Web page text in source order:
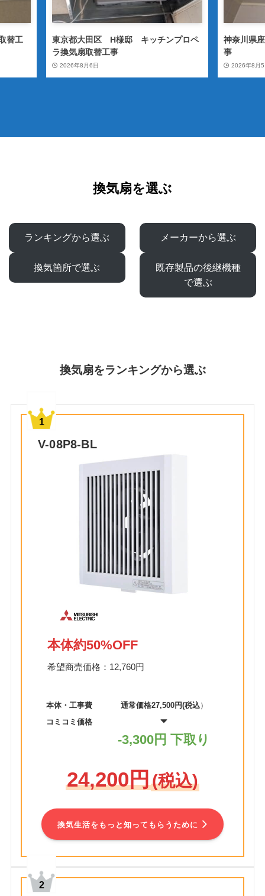
替工
東京都大田区 H様邸 キッチンプロペ
ラ換気扇取替工事
2026年8月6日
神奈川県
事
2026年8月5
換気扇を選ぶ
ランキングから選ぶ メーカーから選ぶ
換気箇所で選ぶ
既存製品の後継機種
で選ぶ
換気扇をランキングから選ぶ
V-08P8-BL
本体約50%OFF
希望商売価格：12,760円
本体・工事費
コミコミ価格
通常価格27,500円(税込）
-3,300円 下取り
24,200円(税込)
換気生活をもっと知ってもらうために